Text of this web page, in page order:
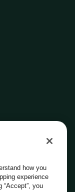
how you
experience
you